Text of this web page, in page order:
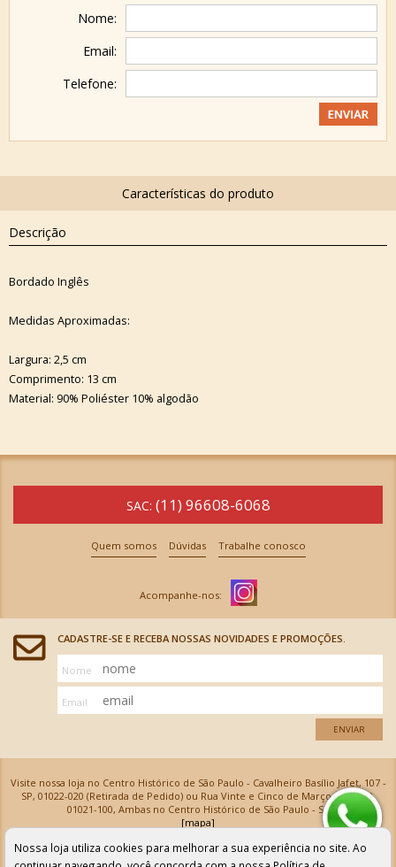
Nome:
Email:
Telefone:
Descrição
Bordado Inglês
Medidas Aproximadas:
Largura: 2,5 cm
Comprimento: 13 cm
Material: 90% Poliéster 10% algodão
SAC: (11) 96608-6068
Quem somos Dúvidas Trabalhe conosco
CADASTRE-SE E RECEBA NOSSAS NOVIDADES E PROMOÇÕES.
Nome
Email
ENVIAR
Visite nossa loja no Centro Histórico de São Paulo - Cavalheiro Basílio Jafet, 107 -
SP, 01022-020 (Retirada de Pedido) ou Rua Vinte e Cinco de Março, 576 - SP,
01021-100, Ambas no Centro Histórico de São Paulo - SP
[mapa]
Armarinhos Santa Cecília Ltda | CNPJ: 61.069.639/0001-18
Os preços e as condições de pagamento apresentadas na loja virtual não valem para nossa loja física e
podem sofrer alterações sem aviso prévio. Vendas com cartão de crédito sujeitas a análise e
Nossa loja utiliza cookies para melhorar a sua experiência no site. Ao